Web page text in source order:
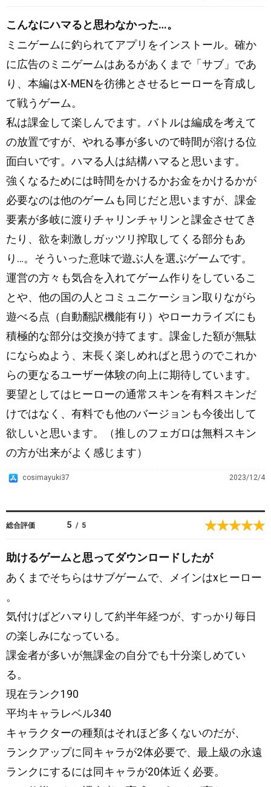
e
こんなにハマると思わなかった…。
ミニゲームに釣られてアプリをインストール。確か
に広告のミニゲームはあるがあくまで「サブ」であ
り、本編はX-MENを彷彿とさせるヒーローを育成し
て戦うゲーム。
私は課金して楽しんでます。バトルは編成を考えて
の放置ですが、やれる事が多いので時間が溶ける位
面白いです。ハマる人は結構ハマると思います。
強くなるためには時間をかけるかお金をかけるかが
必要なのは他のゲームも同じだと思いますが、課金
要素が多岐に渡りチャリンチャリンと課金させてき
たり、欲を刺激しガッツリ搾取してくる部分もあ
り…。そういった意味で遊ぶ人を選ぶゲームです。
運営の方々も気合を入れてゲーム作りをしているこ
とや、他の国の人とコミュニケーション取りながら
遊べる点（自動翻訳機能有り）やローカライズにも
積極的な部分は交換が持てます。課金した額が無駄
にならぬよう、末長く楽しめればと思うのでこれか
らの更なるユーザー体験の向上に期待しています。
要望としてはヒーローの通常スキンを有料スキンだ
けではなく、有料でも他のバージョンも今後出して
欲しいと思います。（推しのフェガロは無料スキン
の方が出来がよく感じます）
A
S
r
e
cosimayuki37 2023/12/4
総合評価 5 / 5
助けるゲームと思ってダウンロードしたが
あくまでそちらはサブゲームで、メインはxヒーロー
。
気付けばどハマりして約半年経つが、すっかり毎日
の楽しみになっている。
課金者が多いが無課金の自分でも十分楽しめてい
る。
現在ランク190
平均キャラレベル340
キャラクターの種類はそれほど多くないのだが、
ランクアップに同キャラが2体必要で、最上級の永遠
ランクにするには同キャラが20体近く必要。